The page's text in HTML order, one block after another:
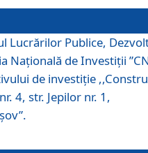
Lucrărilor Publice,
Naţională de Investiţii
de investiție
4, str. Jepilor nr. 1,